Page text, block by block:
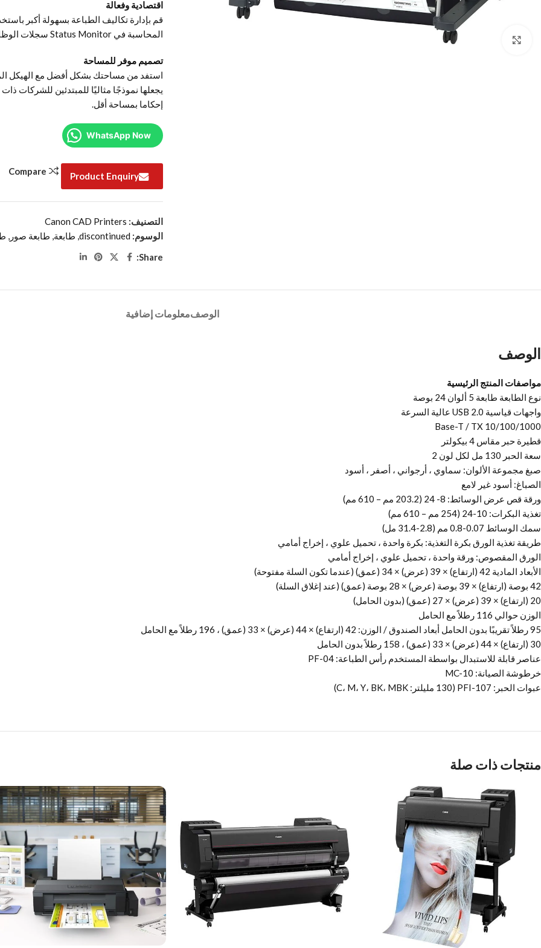
Click to enlarge
اقتصادية وفعالة
المحاسبة في Status Monitor سجلات الوظائف وتحسب التكاليف تلقائيًا لكل وظيفة أو فترة زمنية.
تصميم موفر للمساحة
يجعلها نموذجًا مثاليًا للمبتدئين للشركات
إحكاما بمساحة أقل.
WhatsApp Now
Product Enquiry
Compare
التصنيف: Canon CAD Printers
الوسوم: discontinued
, طابعة طابعة صور
Share:
الوصفمعلومات إضافية
الوصف
مواصفات المنتج الرئيسية
نوع الطابعة طابعة 5 ألوان 24 بوصة
واجهات قياسية USB 2.0 عالية السرعة
10/100/1000 Base-T / TX
قطيرة حبر مقاس 4 بيكولتر
سعة الحبر 130 مل لكل لون 2
صبغ مجموعة الألوان: سماوي ، أرجواني ، أصفر ، أسود
الصباغ: أسود غير لامع
ورقة قص عرض الوسائط: 8- 24 (203.2 مم – 610 مم)
تغذية البكرات: 10-24 (254 مم – 610 مم)
سمك الوسائط 0.07-0.8 مم (2.8-31.4 مل)
طريقة تغذية الورق بكرة التغذية: بكرة واحدة ، تحميل علوي ، إخراج أمامي
الورق المقصوص: ورقة واحدة ، تحميل علوي ، إخراج أمامي
الأبعاد المادية 42 (ارتفاع) × 39 (عرض) × 34 (عمق) (عندما تكون السلة مفتوحة)
42 بوصة (ارتفاع) × 39 بوصة (عرض) × 28 بوصة (عمق) (عند إغلاق السلة)
20 (ارتفاع) × 39 (عرض) × 27 (عمق) (بدون الحامل)
الوزن حوالي 116 رطلاً مع الحامل
95 رطلاً تقريبًا بدون الحامل أبعاد الصندوق / الوزن: 42 (ارتفاع) × 44 (عرض) × 33 (عمق) ، 196 رطلاً مع الحامل
30 (ارتفاع) × 44 (عرض) × 33 (عمق) ، 158 رطلاً بدون الحامل
عناصر قابلة للاستبدال بواسطة المستخدم رأس الطباعة: PF-04
خرطوشة الصيانة: MC-10
عبوات الحبر: PFI-107 (130 مليلتر: C، M، Y، BK، MBK)
منتجات ذات صلة